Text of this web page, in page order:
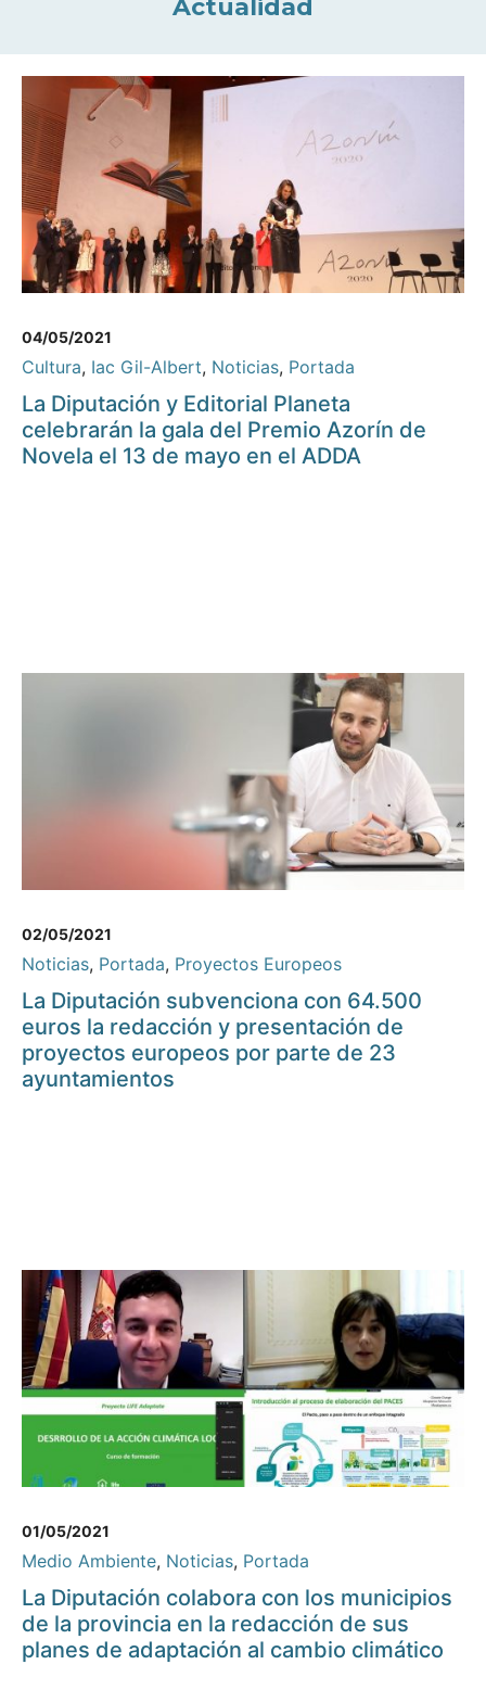
Actualidad
04/05/2021
Cultura, Iac Gil-Albert, Noticias, Portada
La Diputación y Editorial Planeta
celebrarán la gala del Premio Azorín de
Novela el 13 de mayo en el ADDA
02/05/2021
Noticias, Portada, Proyectos Europeos
La Diputación subvenciona con 64.500
euros la redacción y presentación de
proyectos europeos por parte de 23
ayuntamientos
01/05/2021
Medio Ambiente, Noticias, Portada
La Diputación colabora con los municipios
de la provincia en la redacción de sus
planes de adaptación al cambio climático